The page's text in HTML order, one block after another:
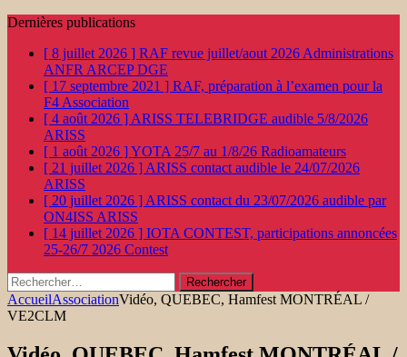
Dernières publications
[ 8 juillet 2026 ] RAF revue juillet/aout 2026 Administrations
ANFR ARCEP DGE
[ 17 septembre 2021 ] RAF, préparation à l’examen pour la
F4 Association
[ 4 août 2026 ] ARISS TELEBRIDGE audible 5/8/2026
ARISS
[ 1 août 2026 ]YOTA 25/7 au 1/8/26 Radioamateurs
[ 21 juillet 2026 ] ARISS contact audible le 24/07/2026
ARISS
[ 20 juillet 2026 ] ARISS contact du 23/07/2026 audible par
ON4ISS ARISS
[ 14 juillet 2026 ] IOTA CONTEST, participations annoncées
25-26/7 2026 Contest
Rechercher :
AccueilAssociationVidéo, QUEBEC, Hamfest MONTRÉAL /
VE2CLM